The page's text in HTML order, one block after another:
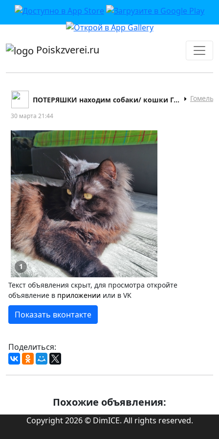
приложении или в VK">
Poiskzverei.ru
ПОТЕРЯШКИ находим собаки/ кошки Гомель Гомель
30 марта 21:44
1
Текст объявления скрыт, для просмотра откройте
объявление в приложении или в VK
Показать вконтакте
Поделиться:
Похожие объявления:
Copyright 2026 © DimICE. All rights reserved.